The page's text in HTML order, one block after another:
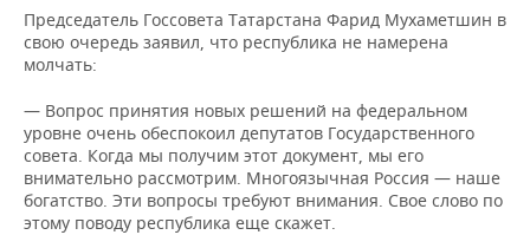
Председатель Госсовета Татарстана Фарид Мухаметшин в
свою очередь заявил, что республика не намерена
молчать:
— Вопрос принятия новых решений на федеральном
уровне очень обеспокоил депутатов Государственного
совета. Когда мы получим этот документ, мы его
внимательно рассмотрим. Многоязычная Россия — наше
богатство. Эти вопросы требуют внимания. Свое слово по
этому поводу республика еще скажет.